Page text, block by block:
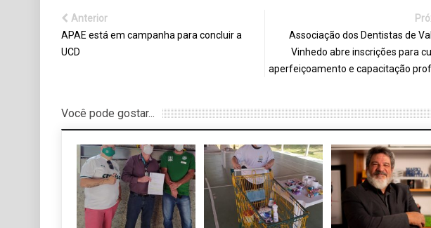
Anterior
APAE está em campanha para concluir a
UCD
Associação dos Dentistas de
Vinhedo abre inscrições para
aperfeiçoamento e capacitação
Você pode gostar...